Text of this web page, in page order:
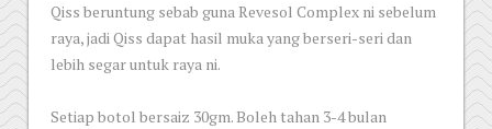
Qiss beruntung sebab guna Revesol Complex ni sebelum
raya, jadi Qiss dapat hasil muka yang berseri-seri dan
lebih segar untuk raya ni.
Setiap botol bersaiz 30gm. Boleh tahan 3-4 bulan